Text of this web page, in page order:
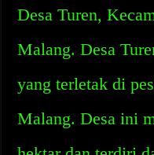
Desa Turen,
Malang. Desa
yang terletak di
Malang. Desa ini